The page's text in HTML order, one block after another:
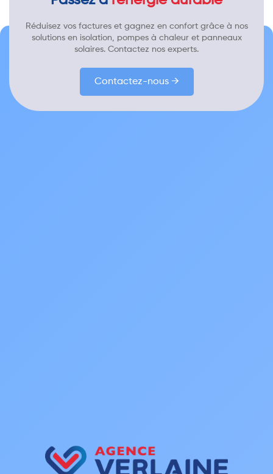
Réduisez vos factures et gagnez en confort grâce à nos
solutions en isolation, pompes à chaleur et panneaux
solaires. Contactez nos experts.
Contactez-nous →